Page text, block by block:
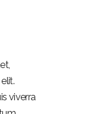
viverra